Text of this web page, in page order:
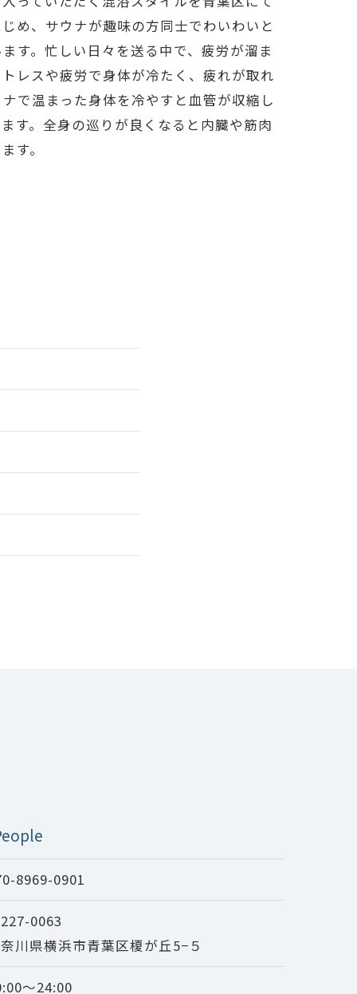
め、サウナが趣味の方同士でわいわいと
す。忙しい日々を送る中で、疲労が溜ま
レスや疲労で身体が冷たく、疲れが取れ
で温まった身体を冷やすと血管が収縮し
す。全身の巡りが良くなると内臓や筋肉
す。
8969-0901
0063
川県横浜市青葉区榎が丘5−５
～24:00